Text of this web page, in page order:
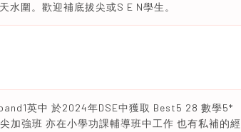
圍。歡迎補底拔尖或S E N學生。
英中 於2024年DSE中獲取 Best5 28 數學5*
加強班 亦在小學功課輔導班中工作 也有私補的經